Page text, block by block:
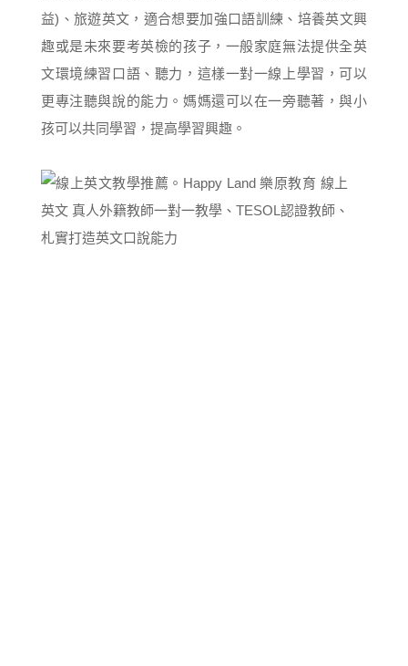
益)、旅遊英文，適合想要加強口語訓練、培養英文興
趣或是未來要考英檢的孩子，一般家庭無法提供全英
文環境練習口語、聽力，這樣一對一線上學習，可以
更專注聽與說的能力。媽媽還可以在一旁聽著，與小
孩可以共同學習，提高學習興趣。